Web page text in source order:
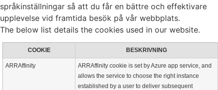
språkinställningar så att du får en bättre och effektivare
upplevelse vid framtida besök på vår webbplats.
The below list details the cookies used in our website.
COOKIE BESKRIVNING
ARRAffinity
ARRAffinity cookie is set by Azure app service, and
allows the service to choose the right instance
established by a user to deliver subsequent